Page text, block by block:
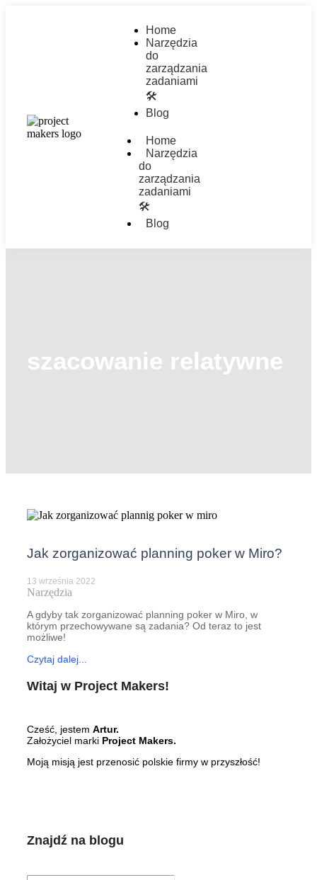
Home
Narzędzia
do
zarządzania
zadaniami
🛠️
Blog
Home
Narzędzia
do
zarządzania
zadaniami
🛠️
Blog
szacowanie relatywne
Jak zorganizować planning poker w Miro?
13 września 2022
Narzędzia
A gdyby tak zorganizować planning poker w Miro, w
którym przechowywane są zadania? Od teraz to jest
możliwe!
Czytaj dalej...
Witaj w Project Makers!
Cześć, jestem Artur.
Założyciel marki Project Makers.
Moją misją jest przenosić polskie firmy w przyszłość!
Znajdź na blogu